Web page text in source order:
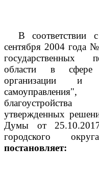
В соответствии
сентября 2004 года
государственных
области в сфере
организации и
утвержденных
Думы от
городского
постановляет: